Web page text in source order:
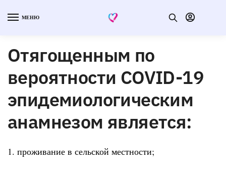
МЕНЮ
Отягощенным по
вероятности COVID-19
эпидемиологическим
анамнезом является:
1. проживание в сельской местности;